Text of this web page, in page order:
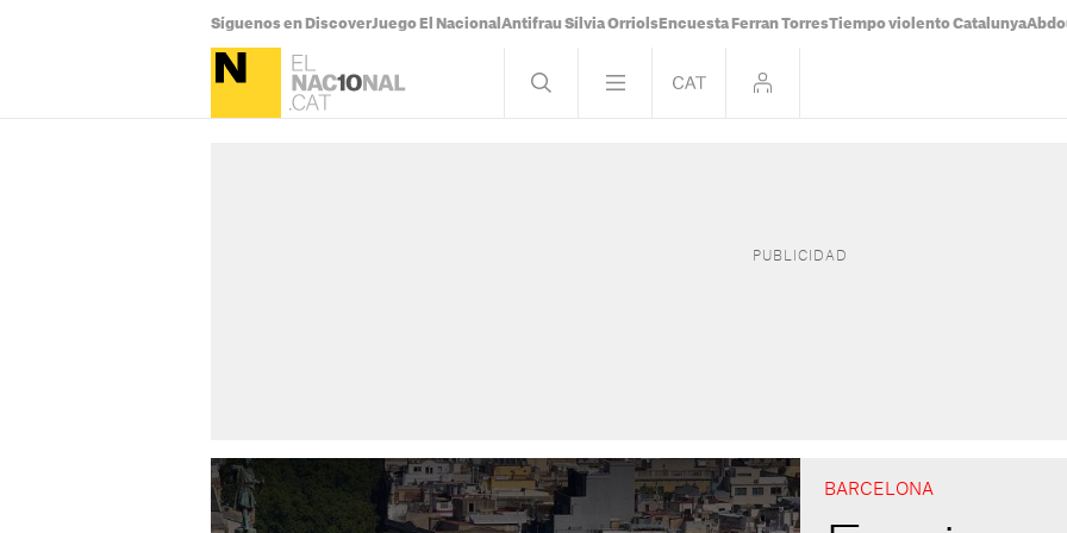
Síguenos en DiscoverJuego El Nacional Antifrau Sílvia Orriols Encuesta Ferran TorresTiempo violento Catalunya
BARCELONA